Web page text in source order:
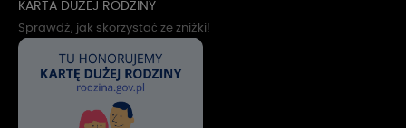
KARTA DUŻEJ RODZINY
Sprawdź, jak skorzystać ze zniżki!